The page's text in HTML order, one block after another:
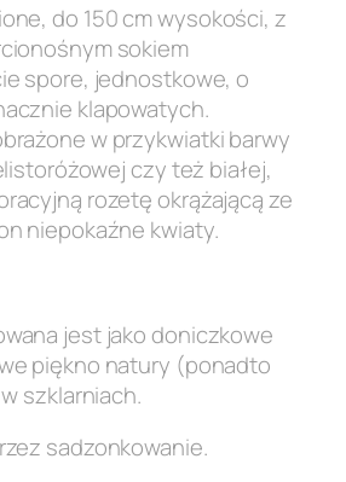
do 150 cm wysokości, z
sokiem
spore, jednostkowe, o
klapowatych.
w przykwiatki barwy
czy też białej,
rozetę okrążającą ze
niepokaźne kwiaty.
jest jako doniczkowe
piękno natury (ponadto
szklarniach.
sadzonkowanie.